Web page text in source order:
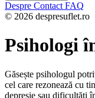
Despre Contact FAQ
© 2026 despresuflet.ro
Psihologi
Găsește psihologul
cel care rezonează cu
depresie sau dificultăți